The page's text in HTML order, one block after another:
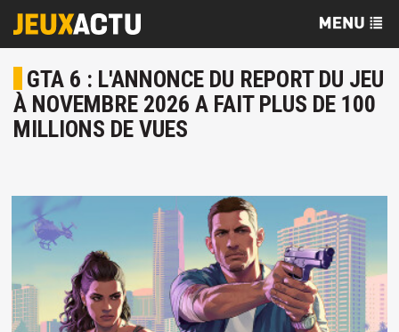
GTA 6 : L'ANNONCE DU REPORT DU JEU
À NOVEMBRE 2026 A FAIT PLUS DE 100
MILLIONS DE VUES